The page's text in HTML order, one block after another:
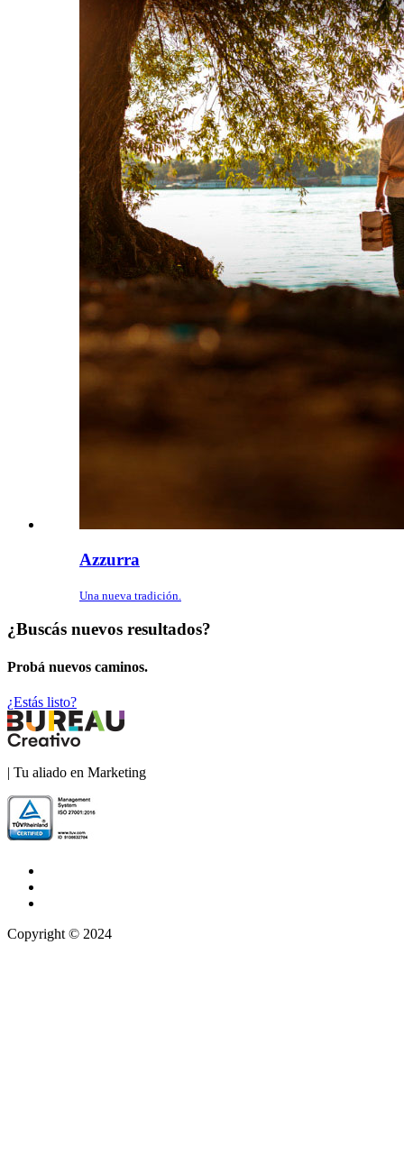
Azzurra
Una nueva tradición.
¿Buscás nuevos resultados?
Probá nuevos caminos.
¿Estás listo?
| Tu aliado en Marketing
Copyright © 2024